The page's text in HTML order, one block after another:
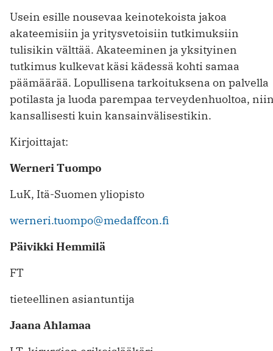
Usein esille nousevaa keinotekoista jakoa
akateemisiin ja yritysvetoisiin tutkimuksiin
tulisikin välttää. Akateeminen ja yksityinen
tutkimus kulkevat käsi kädessä kohti samaa
päämäärää. Lopullisena tarkoituksena on palvella
potilasta ja luoda parempaa terveydenhuoltoa,
kansallisesti kuin kansainvälisestikin.
Kirjoittajat:
Werneri Tuompo
LuK, Itä-Suomen yliopisto
werneri.tuompo@medaffcon.fi
Päivikki Hemmilä
FT
tieteellinen asiantuntija
Jaana Ahlamaa